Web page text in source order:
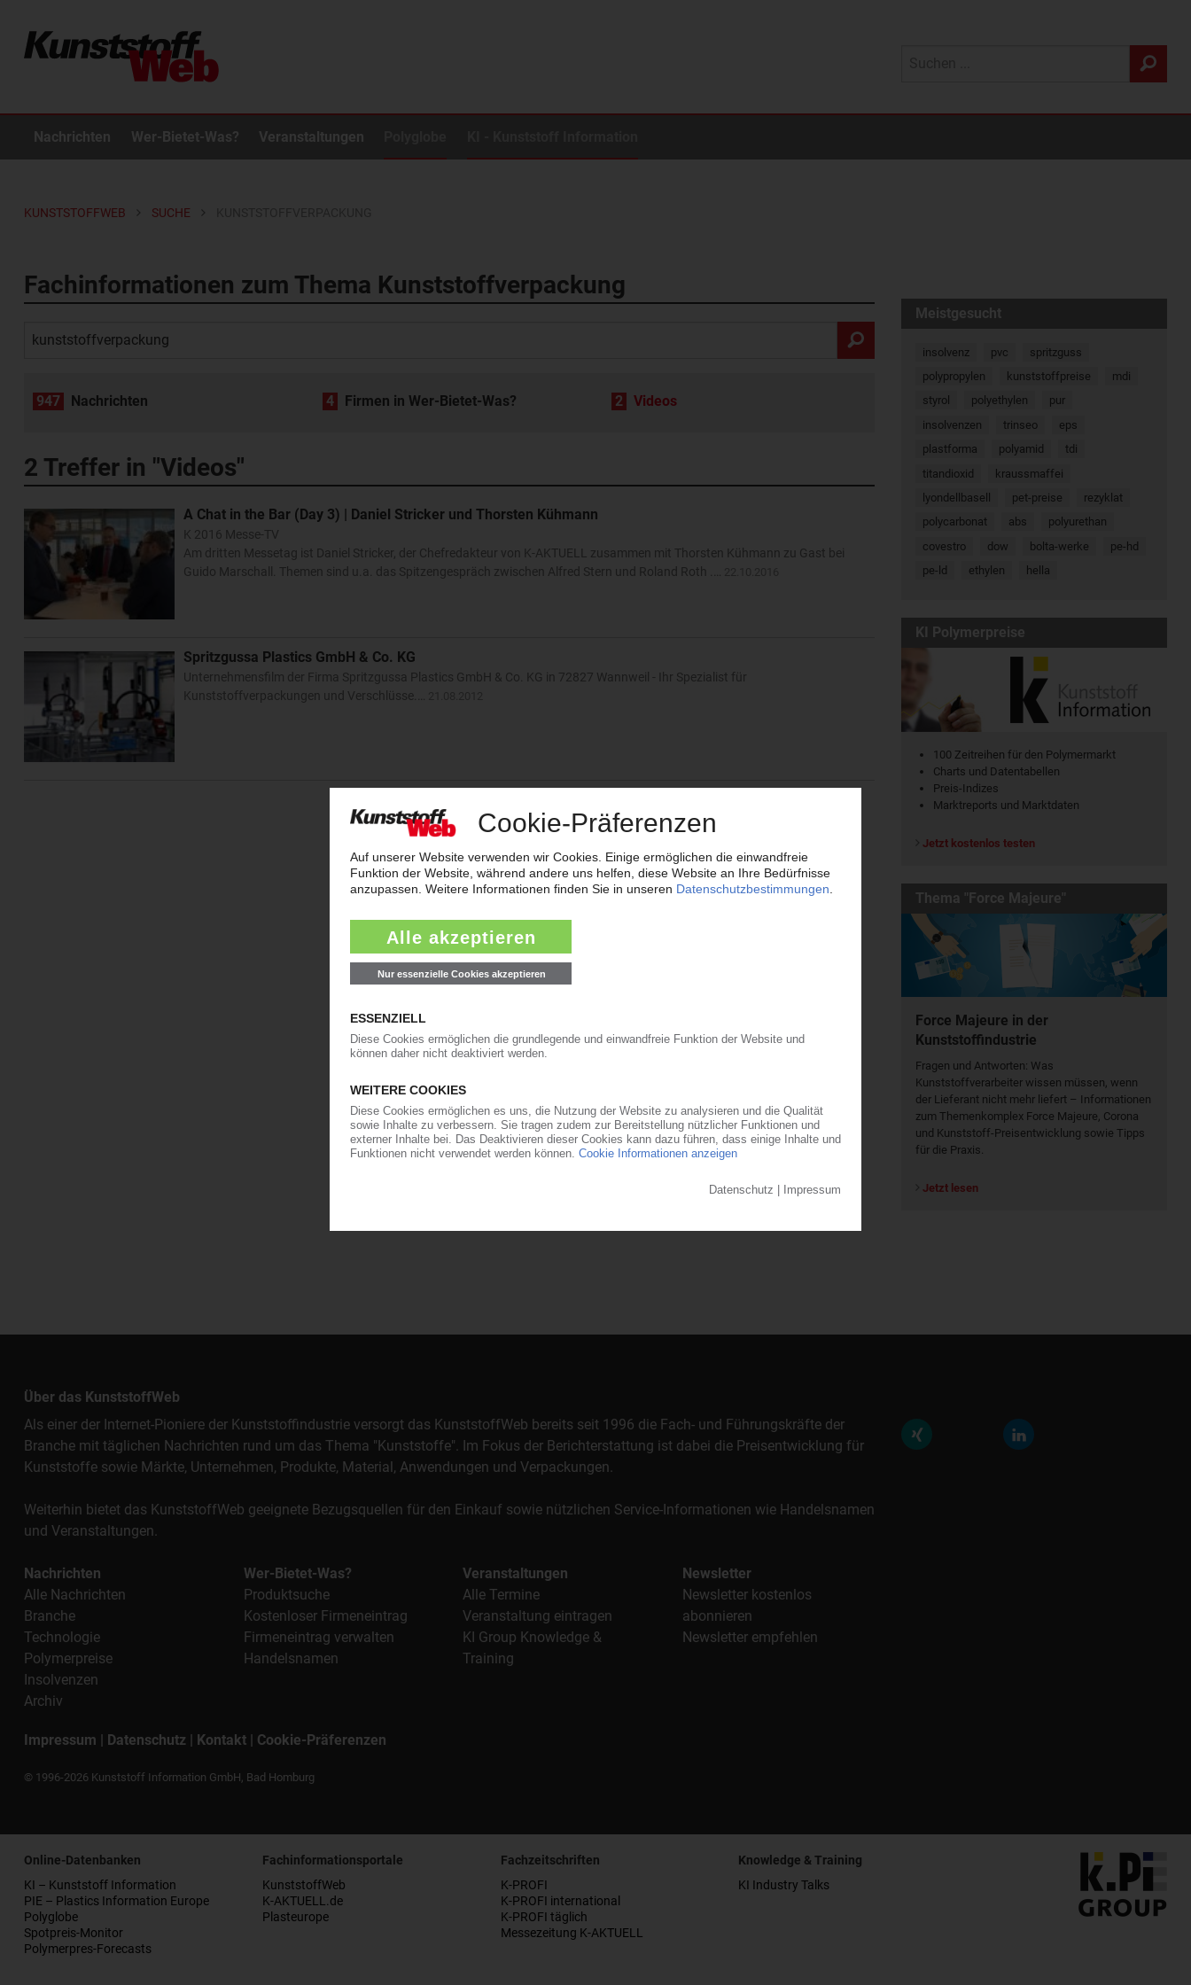
Nachrichten Wer-Bietet-Was? Veranstaltungen
KUNSTSTOFFWEB SUCHE
Fachinformationen zum Thema Kunststoffverpackung
947 Nachrichten 4 Firmen in Wer-Bietet-Was? 2 Videos
2 Treffer in "Videos"
A Chat in the Bar (Day 3) | Daniel Stricker und Thorsten Kühmann
K 2016 Messe-TV
Am dritten Messetag ist Daniel Stricker, der Chefredakteur von K-AKTUELL zusammen mit Thorsten Kühmann zu Gast bei
Guido Marschall. Themen sind u.a. das Spitzengespräch zwischen Alfred Stern und Roland Roth .…
Spritzgussa Plastics GmbH & Co. KG
Unternehmensfilm der Firma Spritzgussa Plastics GmbH & Co. KG in 72827 Wannweil - Ihr Spezialist für
Kunststoffverpackungen und Verschlüsse.…
Meistgesucht
insolvenz pvc
spritzguss
polypropylen
kunststoffpreise
mdi
styrol
polyethylen
pur
insolvenzen
trinseo
eps
plastforma
polyamid
tdi
titandioxid
kraussmaffei
lyondellbasell
pet-preise
rezyklat
polycarbonat
abs
polyurethan
covestro
dow bolta-werke
pe-hd
pe-ld
ethylen hella
KI Polymerpreise
100 Zeitreihen für den Polymermarkt
Charts und Datentabellen
Preis-Indizes
Marktreports und Marktdaten
Jetzt kostenlos testen
Thema "Force Majeure"
Force Majeure in der
Kunststoffindustrie
Fragen und Antworten: Was
Kunst­stoff­verarbeiter wissen müssen, wenn
der Lieferant nicht mehr liefert – Informationen
zum Themenkomplex Force Majeure, Corona
und Kunststoff-Preisentwicklung sowie Tipps
für die Praxis.
Jetzt lesen
Über das KunststoffWeb
Als einer der Internet-Pioniere der Kunststoffindustrie versorgt das KunststoffWeb bereits seit 1996 die Fach- und Führungskräfte der
Branche mit täglichen Nachrichten rund um das Thema "Kunststoffe". Im Fokus der Berichterstattung ist dabei die Preisentwicklung für
Kunststoffe sowie Märkte, Unternehmen, Produkte, Material, Anwendungen und Verpackungen.
Weiterhin bietet das KunststoffWeb geeignete Bezugsquellen für den Einkauf sowie nützlichen Service-Informationen wie Handelsnamen
und Veranstaltungen.
Nachrichten
Alle Nachrichten
Branche
Technologie
Polymerpreise
Insolvenzen
Archiv
Wer-Bietet-Was?
Produktsuche
Kostenloser Firmeneintrag
Firmeneintrag verwalten
Handelsnamen
Veranstaltungen
Alle Termine
Veranstaltung eintragen
KI Group Knowledge &
Training
Newsletter
Newsletter kostenlos
abonnieren
Newsletter empfehlen
Impressum | Datenschutz | Kontakt | Cookie-Präferenzen
© 1996-2026 Kunststoff Information GmbH, Bad Homburg
Online-Datenbanken
KI – Kunststoff Information
PIE – Plastics Information Europe
Polyglobe
Spotpreis-Monitor
Polymerpres-Forecasts
Fachinformationsportale
KunststoffWeb
K-AKTUELL.de
Plasteurope
Fachzeitschriften
K-PROFI
K-PROFI international
K-PROFI täglich
Messezeitung K-AKTUELL
Knowledge & Training
KI Industry Talks